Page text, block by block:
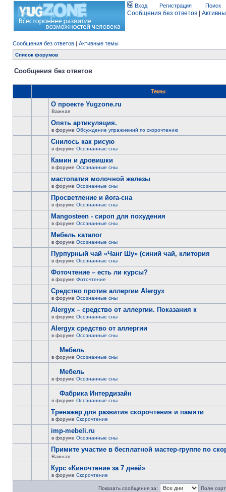
Вход Регистрация Поиск
Сообщения без ответов
Сообщения без ответов | Активные темы
Список форумов
Сообщения без ответов
Темы
О проекте Yugzone.ru
Важная
Опять артикуляция.
в форуме Обсуждение упражнений по скорочтению
Снилось как рисую
в форуме Осознанные сны
Камин и дровишки
в форуме Осознанные сны
мастопатия молочной железы
в форуме Осознанные сны
Просветление и йога-сна
в форуме Осознанные сны
Mangosteen - сироп для похудения
в форуме Осознанные сны
Мебель каталог
в форуме Осознанные сны
Пурпурный чай «Чанг Шу» (синий чай, клитория
в форуме Осознанные сны
Фоточтение – есть ли курсы?
в форуме Фоточтение
Cредство против аллергии Alergyx
в форуме Осознанные сны
Alergyx – средство от аллергии. Показания к
в форуме Осознанные сны
Alergyx средство от аллергии
в форуме Осознанные сны
Мебель
в форуме Осознанные сны
Мебель
в форуме Осознанные сны
Фабрика Интердизайн
в форуме Осознанные сны
Тренажер для развития скорочтения и памяти
в форуме Скорочтение
imp-mebeli.ru
в форуме Осознанные сны
Примите участие в бесплатной мастер-группе по
Важная
Курс «Киночтение за 7 дней»
в форуме Скорочтение
Показать сообщения за: Поле